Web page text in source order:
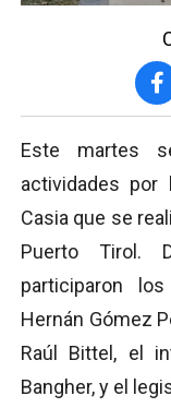
Este martes
actividades por
Casia que se
Puerto Tirol.
participaron
Hernán Gómez
Raúl Bittel, el
Bangher, y el